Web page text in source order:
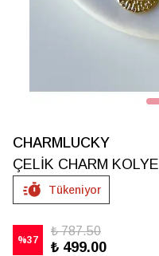
CHARMLUCKY
ÇELİK CHARM KOLYE
Tükeniyor
%37
₺ 787.50
₺ 499.00